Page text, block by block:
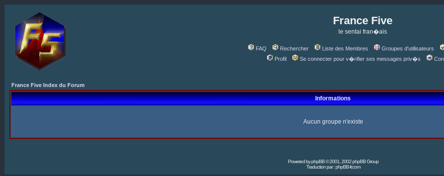
France Five
le sentai fran�ais
FAQ Rechercher Liste des Membres Groupes d'utilisateurs
Profil
Se connecter pour v�rifier ses messages priv�s
France Five Index du Forum
Informations
Aucun groupe n'existe
Powered byphpBB© 2001, 2002 phpBB Group
Traduction par :phpBB-fr.com